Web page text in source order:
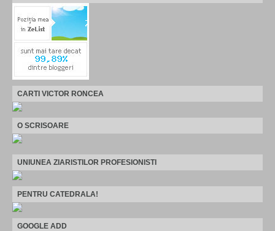
CARTI VICTOR RONCEA
O SCRISOARE
UNIUNEA ZIARISTILOR PROFESIONISTI
PENTRU CATEDRALA!
GOOGLE ADD